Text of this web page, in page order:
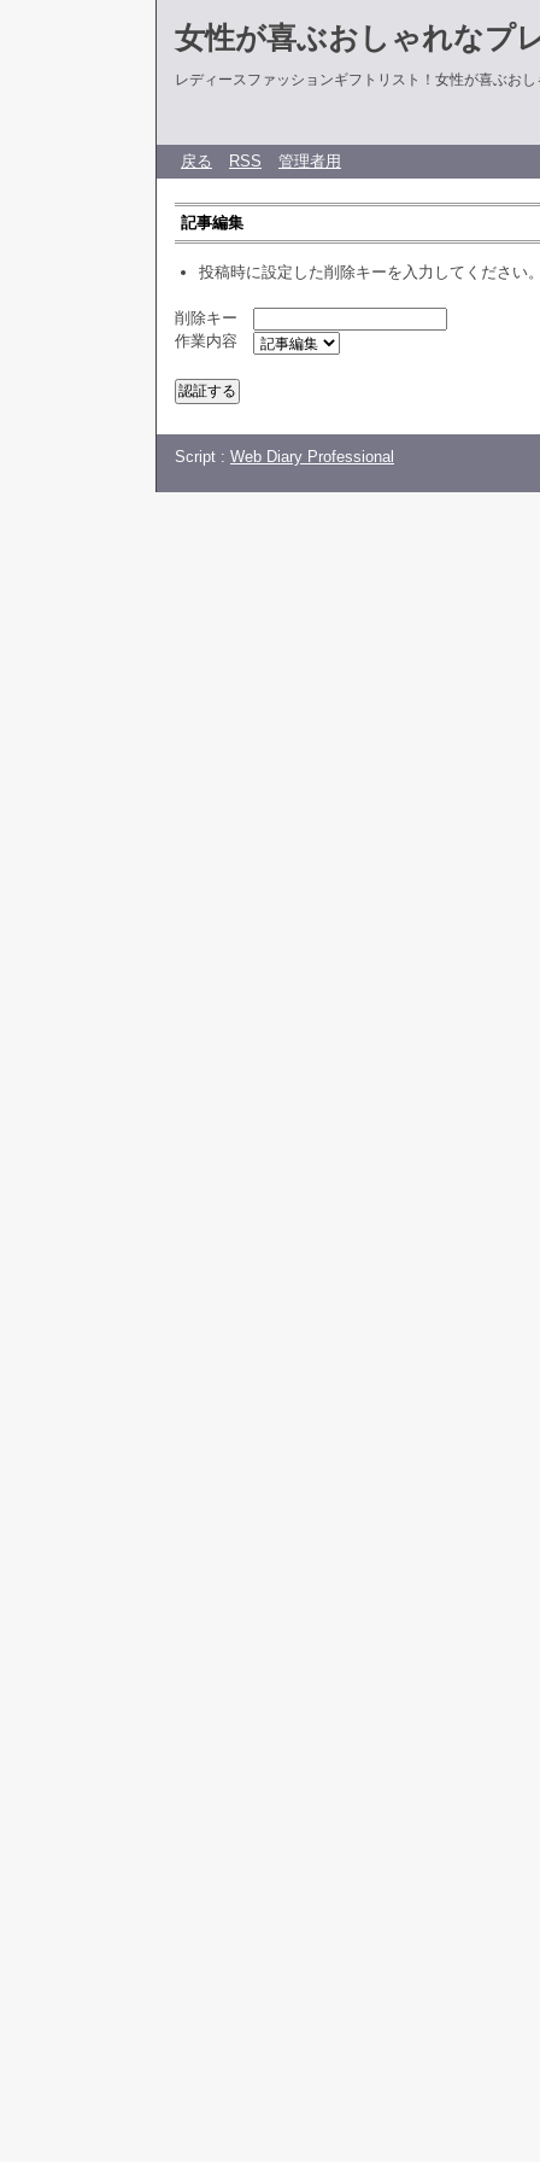
女性が喜ぶおしゃれなプ
レディースファッションギフトリスト！女性が喜ぶお
戻る RSS 管理者用
記事編集
投稿時に設定した削除キーを入力してください
削除キー
作業内容
Script : Web Diary Professional